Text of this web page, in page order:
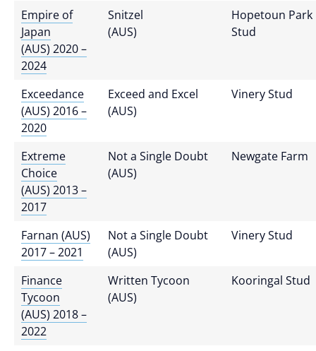
Empire of
Japan
(AUS) 2020 –
2024
Snitzel
(AUS)
Hopetoun Park
Stud
Exceedance
(AUS) 2016 –
2020
Exceed and Excel
(AUS)
Vinery Stud
Extreme
Choice
(AUS) 2013 –
2017
Not a Single Doubt
(AUS)
Newgate Farm
Farnan (AUS)
2017 – 2021
Not a Single Doubt
(AUS)
Vinery Stud
Finance
Tycoon
(AUS) 2018 –
2022
Written Tycoon
(AUS)
Kooringal Stud